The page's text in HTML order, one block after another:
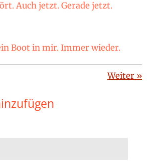
Auch jetzt. Gerade jetzt.
Boot in mir. Immer wieder.
Weiter »